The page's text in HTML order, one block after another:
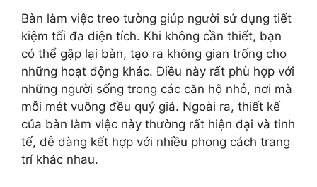
Bàn làm việc treo tường giúp người sử dụng tiết
kiệm tối đa diện tích. Khi không cần thiết, bạn
có thể gập lại bàn, tạo ra không gian trống cho
những hoạt động khác. Điều này rất phù hợp với
những người sống trong các căn hộ nhỏ, nơi mà
mỗi mét vuông đều quý giá. Ngoài ra, thiết kế
của bàn làm việc này thường rất hiện đại và tinh
tế, dễ dàng kết hợp với nhiều phong cách trang
trí khác nhau.